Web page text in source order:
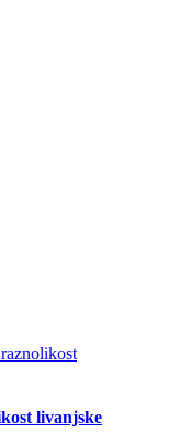
livanjske